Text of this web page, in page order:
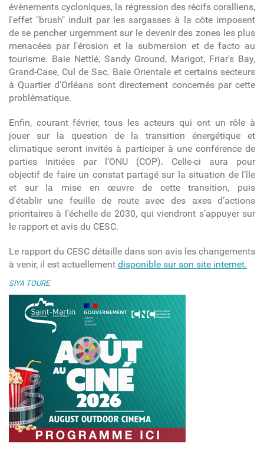
évènements cycloniques, la régression des récifs coralliens,
l'effet "brush" induit par les sargasses à la côte imposent
de se pencher urgemment sur le devenir des zones les plus
menacées par l'érosion et la submersion et de facto au
tourisme. Baie Nettlé, Sandy Ground, Marigot, Friar's Bay,
Grand-Case, Cul de Sac, Baie Orientale et certains secteurs
à Quartier d'Orléans sont directement concernés par cette
problématique.
Enfin, courant février, tous les acteurs qui ont un rôle à
jouer sur la question de la transition énergétique et
climatique seront invités à participer à une conférence de
parties initiées par l’ONU (COP). Celle-ci aura pour
objectif de faire un constat partagé sur la situation de l’île
et sur la mise en œuvre de cette transition, puis
d'établir une feuille de route avec des axes d’actions
prioritaires à l’échelle de 2030, qui viendront s’appuyer sur
le rapport et avis du CESC.
Le rapport du CESC détaille dans son avis les changements
à venir, il est actuellement disponible sur son site internet.
SIYA TOURE